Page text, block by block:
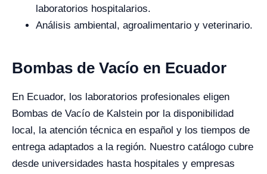
laboratorios hospitalarios.
Análisis ambiental, agroalimentario y veterinario.
Bombas de Vacío en Ecuador
En Ecuador, los laboratorios profesionales eligen
Bombas de Vacío de Kalstein por la disponibilidad
local, la atención técnica en español y los tiempos de
entrega adaptados a la región. Nuestro catálogo cubre
desde universidades hasta hospitales y empresas